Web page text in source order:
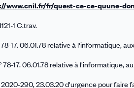
www.cnil.fr/fr/quest-ce-ce-quune-
1 C.trav.
17. 06.01.78 relative à l'informatique,
78-17. 06.01.78 relative à l'informatique,
2020-290, 23.03.20 d'urgence pour faire